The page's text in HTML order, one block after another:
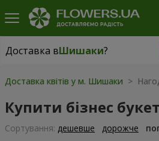
Доставка вШишаки?
Доставка вШишаки|
Доставка квітів у м. Шишаки >
Купити бізнес букет
Сортування: дешевше дорожче